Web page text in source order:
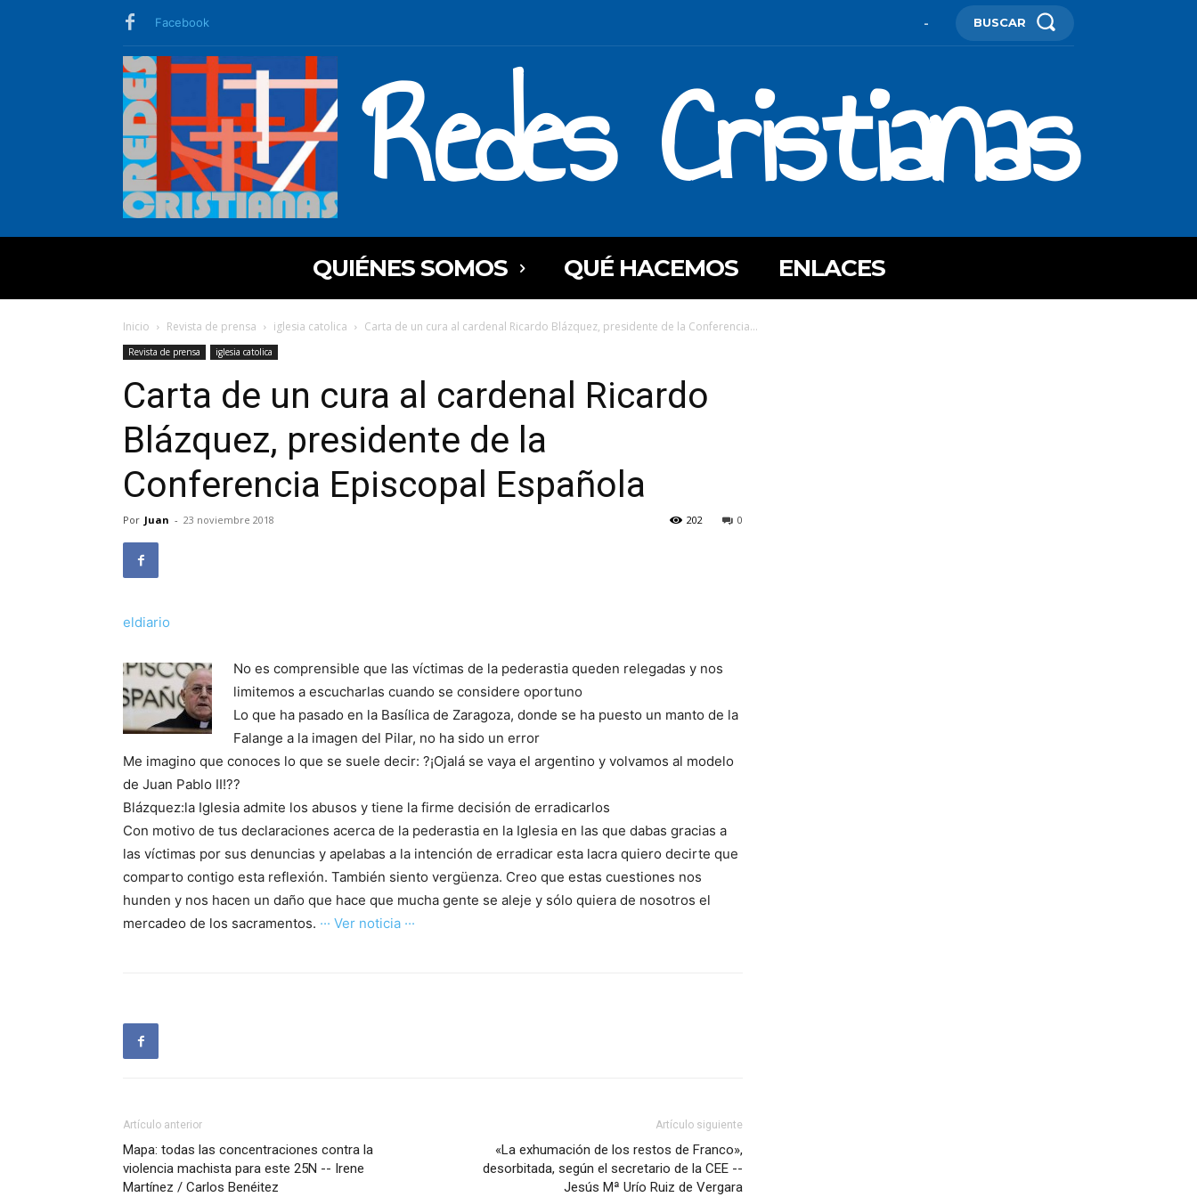
Facebook - BUSCAR
Redes Cristianas
QUIÉNES SOMOS QUÉ HACEMOS ENLACES
Inicio Revista de prensa iglesia catolica Carta de un cura al cardenal Ricardo Blázquez, presidente de la Conferencia...
Revista de prensa iglesia catolica
Carta de un cura al cardenal Ricardo
Blázquez, presidente de la
Conferencia Episcopal Española
Por Juan - 23 noviembre 2018 0
202
eldiario
No es comprensible que las víctimas de la pederastia queden relegadas y nos
limitemos a escucharlas cuando se considere oportuno
Lo que ha pasado en la Basílica de Zaragoza, donde se ha puesto un manto de la
Falange a la imagen del Pilar, no ha sido un error
Me imagino que conoces lo que se suele decir: ?¡Ojalá se vaya el argentino y volvamos al modelo
de Juan Pablo II!??
Blázquez:la Iglesia admite los abusos y tiene la firme decisión de erradicarlos
Con motivo de tus declaraciones acerca de la pederastia en la Iglesia en las que dabas gracias a
las víctimas por sus denuncias y apelabas a la intención de erradicar esta lacra quiero decirte que
comparto contigo esta reflexión. También siento vergüenza. Creo que estas cuestiones nos
hunden y nos hacen un daño que hace que mucha gente se aleje y sólo quiera de nosotros el
mercadeo de los sacramentos. ··· Ver noticia ···
Artículo anterior
Mapa: todas las concentraciones contra la
violencia machista para este 25N -- Irene
Martínez / Carlos Benéitez
Artículo siguiente
«La exhumación de los restos de Franco»,
desorbitada, según el secretario de la CEE --
Jesús Mª Urío Ruiz de Vergara